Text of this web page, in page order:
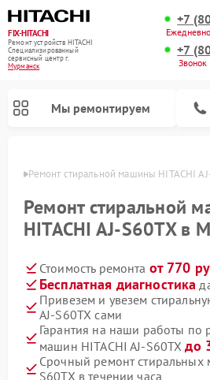
FIX-HITACHI
Ремонт устройств HITACHI
Специализированный
cервисный центр г.
Мурманск
+7
+7
Мы ремонтируем
Ремонт стиральной машины HITACHI
Ремонт стиральной
HITACHI AJ-S60TX в
Стоимость ремонта от 770
Бесплатная диагностика
Привезем и увезем
AJ-S60TX сами
Гарантия на наши работы по
машин HITACHI AJ-S60TXдо
Срочный ремонт стиральных
S60TX в течении часа